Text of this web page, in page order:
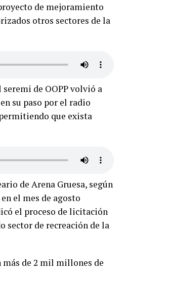
de mejoramiento
otros sectores de la
de OOPP volvió a
su paso por el radio
que exista
de Arena Gruesa, según
el mes de agosto
el proceso de licitación
sector de recreación de la
de 2 mil millones de